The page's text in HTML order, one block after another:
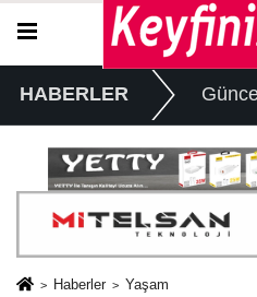
HABERLER
Haberler Yaşam